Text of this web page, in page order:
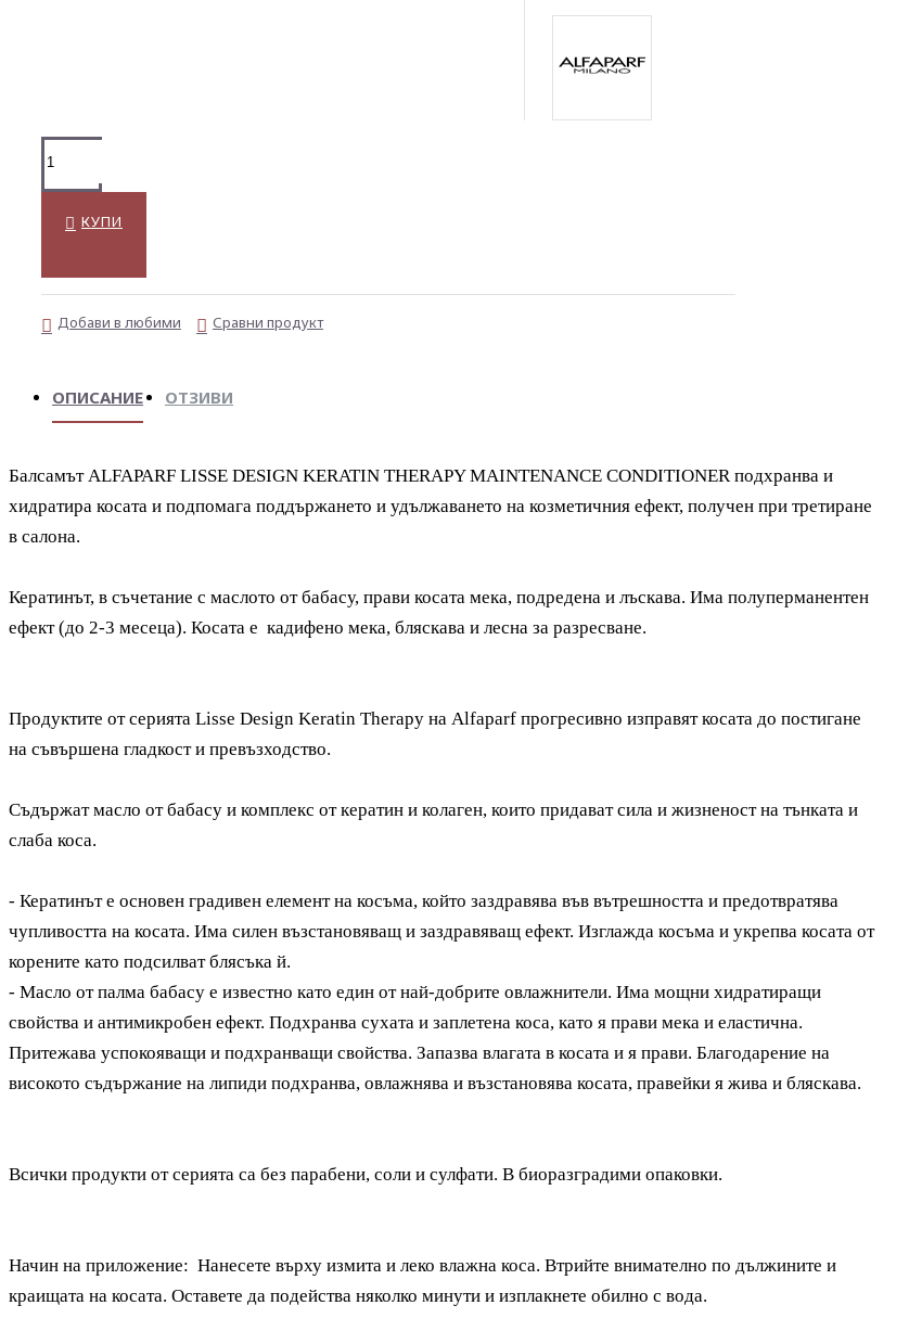
КУПИ
Добави в любими Сравни продукт
ОПИСАНИЕ ОТЗИВИ
БалсамътALFAPARF LISSE DESIGN KERATIN THERAPY MAINTENANCE CONDITIONERподхранва и
хидратира косата и под­­по­­мага под­държането и удъл­жа­ва­не­то на коз­ме­тичния ефект, получен при тре­тиране
в салона.
Кератинът, в съчета­ние с маслото отбабасу, прави ко­сата мека, подредена и лъскава. Има полуперманентен
ефект (до 2-3 месеца). Косата е кадифено мека, бляскава и лесна за разресване.
Продуктите от серията Lisse Design Keratin Therapy на Alfaparf прогресивно изправят косата до постигане
на съвършена гладкост и превъзходство.
Съдържат масло от бабасу и комплекс от кератин и колаген, които придават сила и жизненост на тънката и
слаба коса.
- Кератинът е основен градивен елемент на косъма, който заздравява във вътрешността и предотвратява
чупливостта на косата. Има силен възстановяващ и заздравяващ ефект. Изглажда косъма и укрепва косата от
корените като подсилват блясъка й.
- Масло от палма бабасу е известно като един от най-добрите овлажнители. Има мощни хидратиращи
свойства и антимикробен ефект. Подхранва сухата и заплетена коса, като я прави мека и еластична.
Притежава успокояващи и подхранващи свойства. Запазва влагата в косата и я прави. Благодарение на
високото съдържание на липиди подхранва, овлажнява и възстановява косата, правейки я жива и бляскава.
Всички продукти от серията са без парабени, соли и сулфати. В биоразградими опаковки.
Начин на приложение: Нанесете върху измита и леко влажна коса. Втрийте внимателно по дължините и
краищата на косата. Оставете да подейства няколко минути и изплакнете обилно с вода.